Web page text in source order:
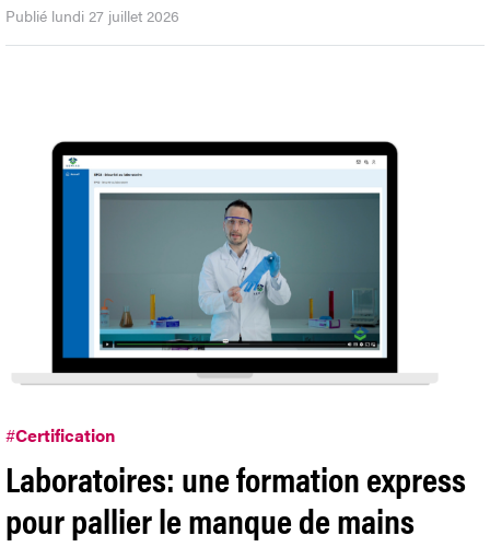
Publié lundi 27 juillet 2026
#Certification
Laboratoires: une formation express
pour pallier le manque de mains